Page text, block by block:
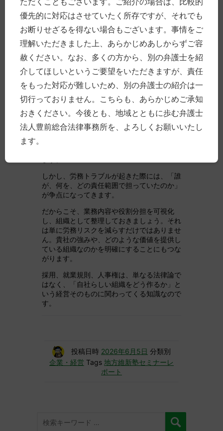
といけなかったのか」が整理されないまま、
問題が表面化することもあります。
セミナー内でも、業務を細分化し、可視化し
ていく重要性が語られていました。誰が、何
を、どの責任範囲で担っているのかを整理す
ることは、人事権を適切に行使するための前
提条件ともいえます。
業務の全体像を可視化するこ
とが、自社の強みを生かす
ことに繋がる
中小企業経営では、「現場が回っているから
しかし、労務トラブルが起きた際には、「誰
が、何を、どの責任範囲で担っていたのか」
が争点になってきます。
だからこそ、業務内容や役割分担を可視化
し、組織として整理しておきましょう。それ
は単に労務リスクを減らすだけではありませ
ん。貴社の強みや、どのような価値を提供し
ている組織なのかを明確にすることにもつな
がります。
採用、就業規則、人事権は、単なる法律論で
はなく、「自社らしい組織をどう作るか」と
いう経営そのものに関わってくる知識なので
す。
投稿日時 2026年6月5日 分類別
企業・経営 Tags 地方維新塾セミナーレ
ポート
優先的に対応はさせていたく所存ですが、それでも
お断りせざるを得ない場合もございます。事情をご
理解いただきました上、あらかじめあしからずご容
赦ください。なお、多くの方から、別の弁護士を紹
介してほしいというご要望をいただきますが、責任
をもった対応が難しいため、別の弁護士の紹介は一
切行っておりません。こちらも、あらかじめご承知
おきください。今後とも、地域とともに歩む弁護士
法人豊前総合法律事務所を、よろしくお願いいたし
ます。